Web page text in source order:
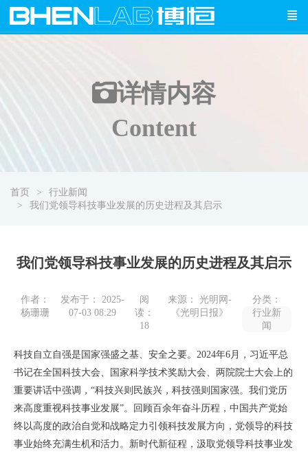
详情内容
Content
首页
行业新闻
我们党领导科技事业发展的历史进程及其启示
我们党领导科技事业发展的历史进程及其启示
作者：
杨珊珊
发布于： 2025-
07-03 08:29
阅
读：
18
来源： 光明网-
《光明日报》
分类：
行业新
闻
科技自立自强是国家强盛之基、安全之要。2024年6月，习近平总
书记在全国科技大会、国家科学技术奖励大会、两院院士大会上的
重要讲话中强调，“科技兴则民族兴，科技强则国家强。我们党历
来高度重视科技事业发展”。回顾百余年奋斗历程，中国共产党始
终以高度的政治自觉和战略定力引领科技发展方向，党领导的科技
事业始终充满生机和活力。新时代新征程，汲取党领导科技事业发